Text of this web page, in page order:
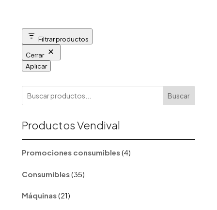
Filtrar productos
Cerrar
Aplicar
Buscar
Productos Vendival
Promociones consumibles 44
productos
Consumibles 35
productos
Máquinas 2121
productos